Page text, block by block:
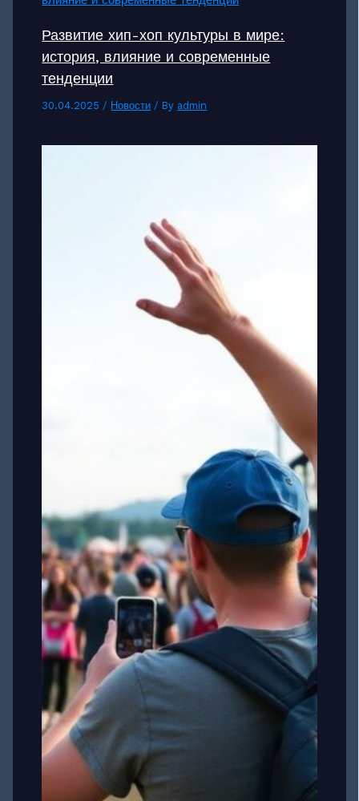
Развитие хип-хоп культуры в мире:
история, влияние и современные
тенденции
30.04.2025 / Новости / By admin